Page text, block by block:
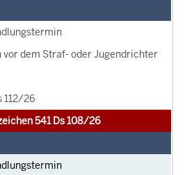
vor dem Straf- oder Jugendrichter
112/26
541 Ds 108/26